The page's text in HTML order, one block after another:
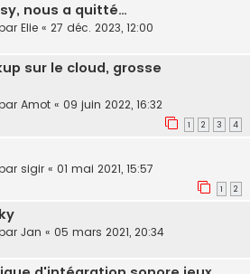
nous a quitté…
Elie « 27 déc. 2023, 12:00
sur le cloud, grosse
Amot « 09 juin 2022, 16:32
1 2 3 4
sigir « 01 mai 2021, 15:57
1 2
Jan « 05 mars 2021, 20:34